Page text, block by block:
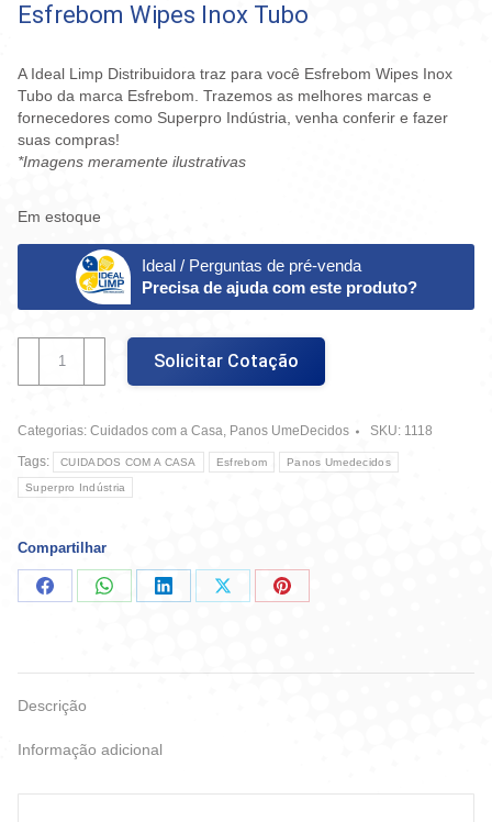
Esfrebom Wipes Inox Tubo
A Ideal Limp Distribuidora traz para você Esfrebom Wipes Inox
Tubo da marca Esfrebom. Trazemos as melhores marcas e
fornecedores como Superpro Indústria, venha conferir e fazer
suas compras!
*Imagens meramente ilustrativas
Em estoque
Ideal / Perguntas de pré-venda
Precisa de ajuda com este produto?
Inox
quantidade
Solicitar Cotação
Categorias: Cuidados com a Casa, Panos UmeDecidos SKU: 1118
Tags:
CUIDADOS COM A CASA Esfrebom Panos Umedecidos
Superpro Indústria
Compartilhar
CompartilharCompartilharCompartilharCompartilharCompartilhar
Descrição
Informação adicional